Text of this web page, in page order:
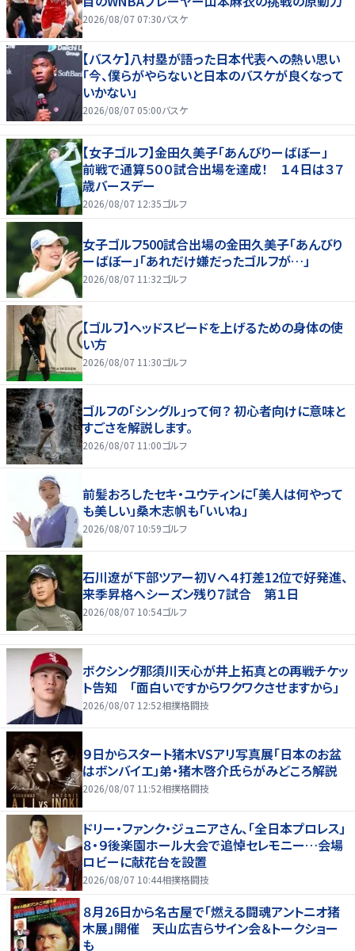
2026/08/07 07:30バスケ
【バスケ】八村塁が語った日本代表への熱い思い
「今、僕らがやらないと日本のバスケが良くなって
いかない」
2026/08/07 05:00バスケ
【女子ゴルフ】金田久美子「あんびりーばぼー」
前戦で通算５００試合出場を達成！ １４日は３７
歳バースデー
2026/08/07 12:35ゴルフ
女子ゴルフ500試合出場の金田久美子「あんびり
ーばぼー」「あれだけ嫌だったゴルフが…」
2026/08/07 11:32ゴルフ
【ゴルフ】ヘッドスピードを上げるための身体の使
い方
2026/08/07 11:30ゴルフ
ゴルフの「シングル」って何？ 初心者向けに意味と
すごさを解説します。
2026/08/07 11:00ゴルフ
前髪おろしたセキ・ユウティンに「美人は何やって
も美しい」桑木志帆も「いいね」
2026/08/07 10:59ゴルフ
石川遼が下部ツアー初Ｖへ４打差12位で好発進、
来季昇格へシーズン残り７試合 第１日
2026/08/07 10:54ゴルフ
ボクシング那須川天心が井上拓真との再戦チケッ
ト告知 「面白いですからワクワクさせますから」
2026/08/07 12:52相撲格闘技
９日からスタート猪木VSアリ写真展「日本のお盆
はボンバイエ」弟・猪木啓介氏らがみどころ解説
2026/08/07 11:52相撲格闘技
ドリー・ファンク・ジュニアさん、「全日本プロレス」
８・９後楽園ホール大会で追悼セレモニー…会場
ロビーに献花台を設置
2026/08/07 10:44相撲格闘技
８月26日から名古屋で「燃える闘魂アントニオ猪
木展」開催 天山広吉らサイン会＆トークショー
も